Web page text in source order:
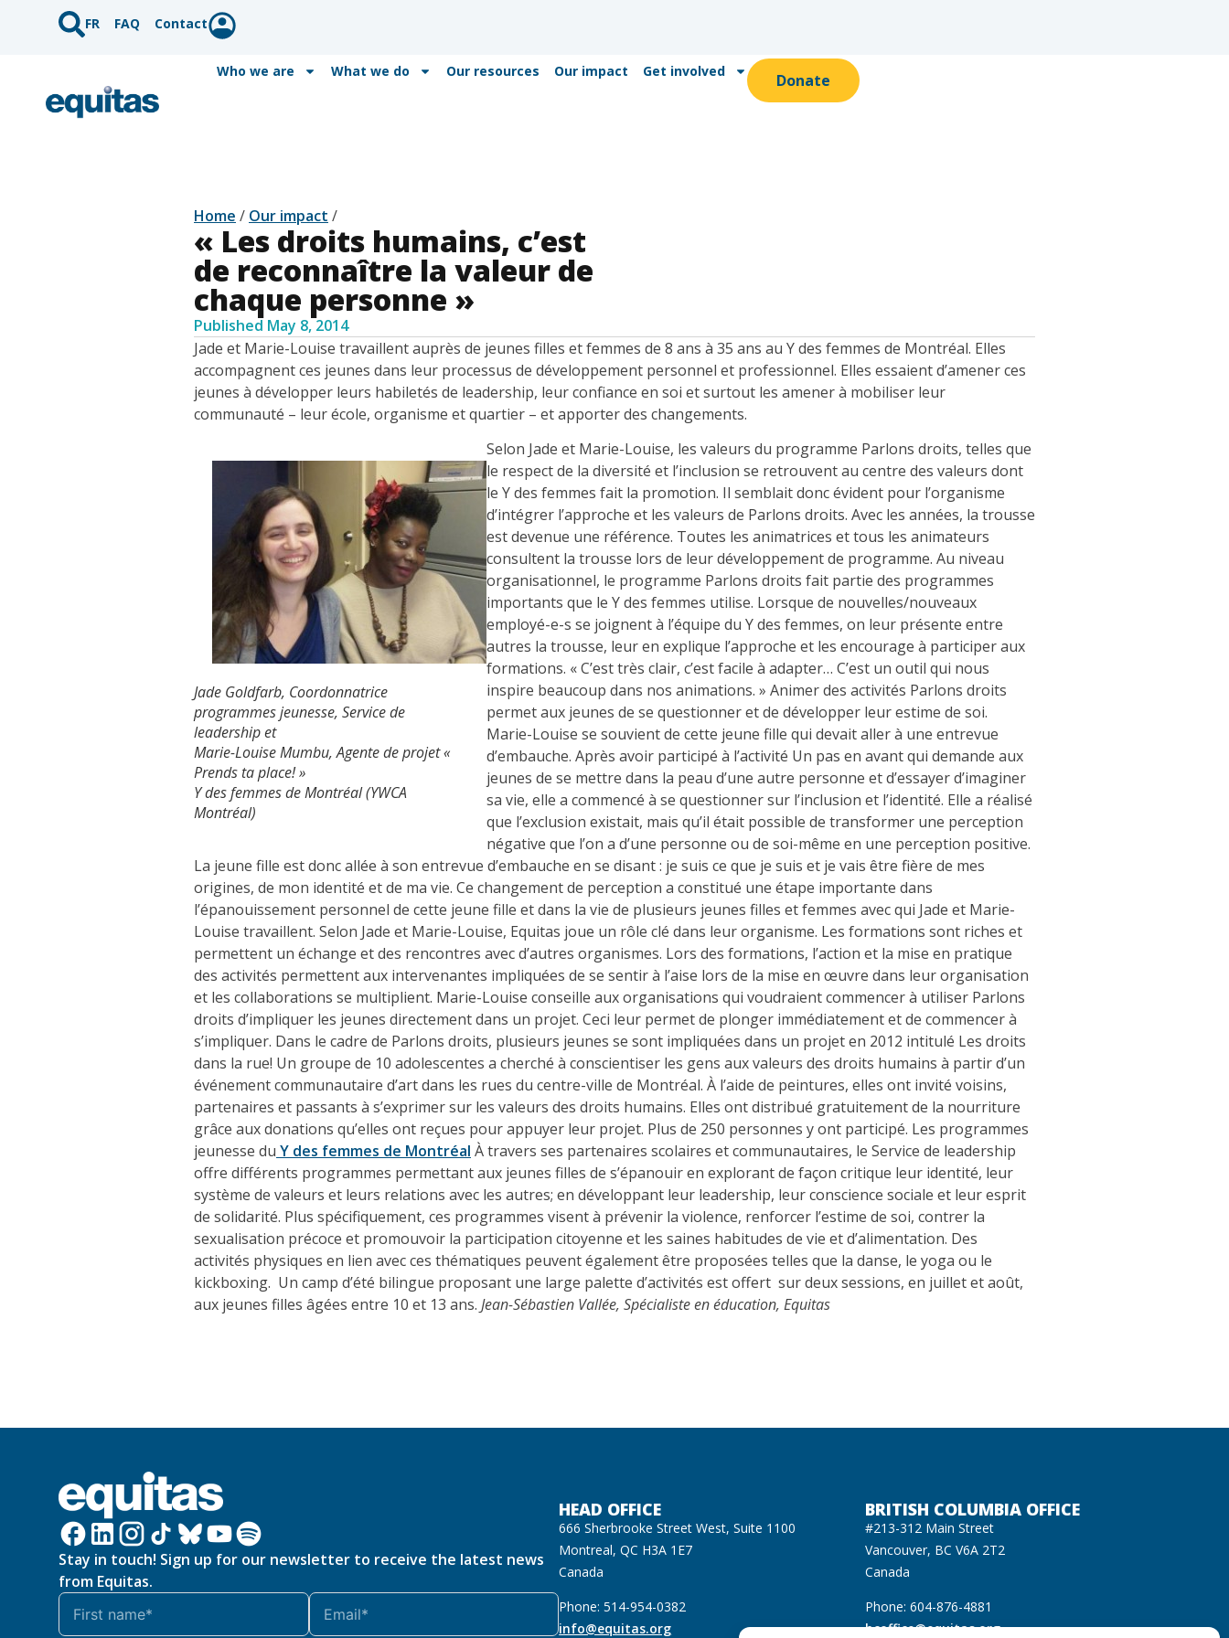
FR FAQ Contact
Who we are What we do Our resources Our impact Get involved Donate
Home / Our impact /
« Les droits humains, c’est
de reconnaître la valeur de
chaque personne »
Published May 8, 2014
Jade et Marie-Louise travaillent auprès de jeunes filles et femmes de 8 ans à 35 ans au Y des femmes de Montréal. Elles
accompagnent ces jeunes dans leur processus de développement personnel et professionnel. Elles essaient d’amener ces
jeunes à développer leurs habiletés de leadership, leur confiance en soi et surtout les amener à mobiliser leur
communauté – leur école, organisme et quartier – et apporter des changements.
Jade Goldfarb, Coordonnatrice
programmes jeunesse, Service de
leadership et
Marie-Louise Mumbu, Agente de projet «
Prends ta place! »
Y des femmes de Montréal (YWCA
Montréal)
Selon Jade et Marie-Louise, les valeurs du programme Parlons droits, telles que
le respect de la diversité et l’inclusion se retrouvent au centre des valeurs dont
le Y des femmes fait la promotion. Il semblait donc évident pour l’organisme
d’intégrer l’approche et les valeurs de Parlons droits. Avec les années, la trousse
est devenue une référence. Toutes les animatrices et tous les animateurs
consultent la trousse lors de leur développement de programme. Au niveau
organisationnel, le programme Parlons droits fait partie des programmes
importants que le Y des femmes utilise. Lorsque de nouvelles/nouveaux
employé-e-s se joignent à l’équipe du Y des femmes, on leur présente entre
autres la trousse, leur en explique l’approche et les encourage à participer aux
formations. « C’est très clair, c’est facile à adapter… C’est un outil qui nous
inspire beaucoup dans nos animations. » Animer des activités Parlons droits
permet aux jeunes de se questionner et de développer leur estime de soi.
Marie-Louise se souvient de cette jeune fille qui devait aller à une entrevue
d’embauche. Après avoir participé à l’activité Un pas en avant qui demande aux
jeunes de se mettre dans la peau d’une autre personne et d’essayer d’imaginer
sa vie, elle a commencé à se questionner sur l’inclusion et l’identité. Elle a réalisé
que l’exclusion existait, mais qu’il était possible de transformer une perception
négative que l’on a d’une personne ou de soi-même en une perception positive.
La jeune fille est donc allée à son entrevue d’embauche en se disant : je suis ce que je suis et je vais être fière de mes
origines, de mon identité et de ma vie. Ce changement de perception a constitué une étape importante dans
l’épanouissement personnel de cette jeune fille et dans la vie de plusieurs jeunes filles et femmes avec qui Jade et Marie-
Louise travaillent. Selon Jade et Marie-Louise, Equitas joue un rôle clé dans leur organisme. Les formations sont riches et
permettent un échange et des rencontres avec d’autres organismes. Lors des formations, l’action et la mise en pratique
des activités permettent aux intervenantes impliquées de se sentir à l’aise lors de la mise en œuvre dans leur organisation
et les collaborations se multiplient. Marie-Louise conseille aux organisations qui voudraient commencer à utiliser Parlons
droits d’impliquer les jeunes directement dans un projet. Ceci leur permet de plonger immédiatement et de commencer à
s’impliquer. Dans le cadre de Parlons droits, plusieurs jeunes se sont impliquées dans un projet en 2012 intitulé Les droits
dans la rue! Un groupe de 10 adolescentes a cherché à conscientiser les gens aux valeurs des droits humains à partir d’un
événement communautaire d’art dans les rues du centre-ville de Montréal. À l’aide de peintures, elles ont invité voisins,
partenaires et passants à s’exprimer sur les valeurs des droits humains. Elles ont distribué gratuitement de la nourriture
grâce aux donations qu’elles ont reçues pour appuyer leur projet. Plus de 250 personnes y ont participé. Les programmes
jeunesse du Y des femmes de Montréal À travers ses partenaires scolaires et communautaires, le Service de leadership
offre différents programmes permettant aux jeunes filles de s’épanouir en explorant de façon critique leur identité, leur
système de valeurs et leurs relations avec les autres; en développant leur leadership, leur conscience sociale et leur esprit
de solidarité. Plus spécifiquement, ces programmes visent à prévenir la violence, renforcer l’estime de soi, contrer la
sexualisation précoce et promouvoir la participation citoyenne et les saines habitudes de vie et d’alimentation. Des
activités physiques en lien avec ces thématiques peuvent également être proposées telles que la danse, le yoga ou le
kickboxing. Un camp d’été bilingue proposant une large palette d’activités est offert sur deux sessions, en juillet et août,
aux jeunes filles âgées entre 10 et 13 ans. Jean-Sébastien Vallée, Spécialiste en éducation, Equitas
Stay in touch! Sign up for our newsletter to receive the latest news
from Equitas.
HEAD OFFICE
666 Sherbrooke Street West, Suite 1100
Montreal, QC H3A 1E7
Canada
Phone: 514-954-0382
info@equitas.org
BRITISH COLUMBIA OFFICE
#213-312 Main Street
Vancouver, BC V6A 2T2
Canada
Phone: 604-876-4881
bcoffice@equitas.org